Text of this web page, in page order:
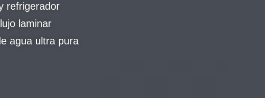
refrigerador
laminar
agua ultra pura